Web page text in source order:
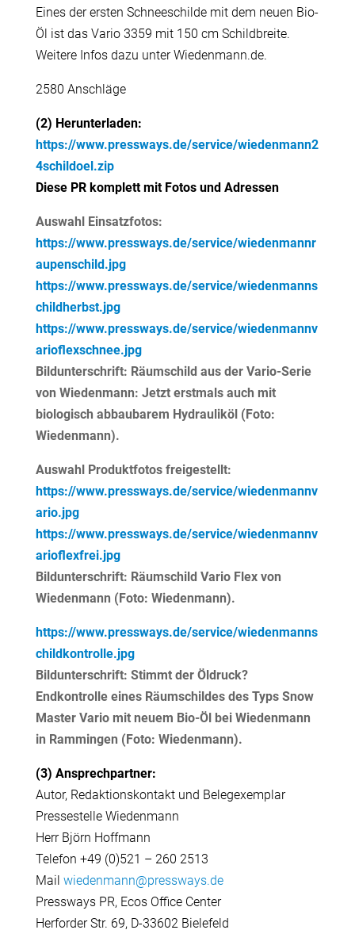
Eines der ersten Schneeschilde mit dem neuen Bio-
Öl ist das Vario 3359 mit 150 cm Schildbreite.
Weitere Infos dazu unter Wiedenmann.de.
2580 Anschläge
(2) Herunterladen:
https://www.pressways.de/service/wiedenmann2
4schildoel.zip
Diese PR komplett mit Fotos und Adressen
Auswahl Einsatzfotos:
https://www.pressways.de/service/wiedenmannr
aupenschild.jpg
https://www.pressways.de/service/wiedenmanns
childherbst.jpg
https://www.pressways.de/service/wiedenmannv
arioflexschnee.jpg
Bildunterschrift: Räumschild aus der Vario-Serie
von Wiedenmann: Jetzt erstmals auch mit
biologisch abbaubarem Hydrauliköl (Foto:
Wiedenmann).
Auswahl Produktfotos freigestellt:
https://www.pressways.de/service/wiedenmannv
ario.jpg
https://www.pressways.de/service/wiedenmannv
arioflexfrei.jpg
Bildunterschrift: Räumschild Vario Flex von
Wiedenmann (Foto: Wiedenmann).
https://www.pressways.de/service/wiedenmanns
childkontrolle.jpg
Bildunterschrift: Stimmt der Öldruck?
Endkontrolle eines Räumschildes des Typs Snow
Master Vario mit neuem Bio-Öl bei Wiedenmann
in Rammingen (Foto: Wiedenmann).
(3) Ansprechpartner:
Autor, Redaktionskontakt und Belegexemplar
Pressestelle Wiedenmann
Herr Björn Hoffmann
Telefon +49 (0)521 – 260 2513
Mail wiedenmann@pressways.de
Pressways PR, Ecos Office Center
Herforder Str. 69, D-33602 Bielefeld